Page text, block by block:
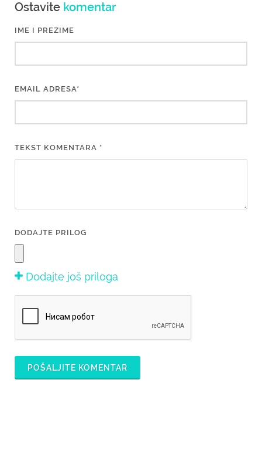
Ostavite komentar
IME I PREZIME
EMAIL ADRESA*
TEKST KOMENTARA *
DODAJTE PRILOG
Dodajte još priloga
POŠALJITE KOMENTAR